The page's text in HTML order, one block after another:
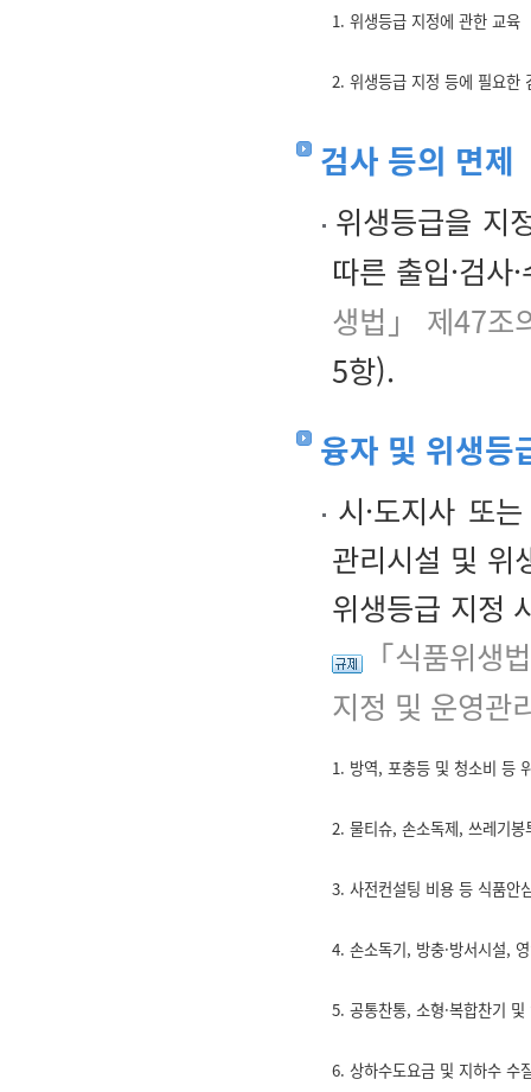
1. 위생등급 지정에 관한 교육
2. 위생등급 지정 등에 필요한
검사 등의 면제
위생등급을 지
따른 출입·검
생법」 제47조
5항).
융자 및 위생등
시·도지사 또
관리시설 및 위
위생등급 지정
「식품위생
지정 및 운영관
1. 방역, 포충등 및 청소비 등
2. 물티슈, 손소독제, 쓰레기
3. 사전컨설팅 비용 등 식품안
4. 손소독기, 방충·방서시설,
5. 공통찬통, 소형·복합찬기
6. 상하수도요금 및 지하수 수